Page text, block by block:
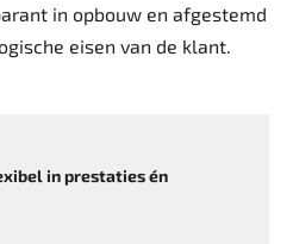
in opbouw en afgestemd
eisen van de klant.
in prestatiesén